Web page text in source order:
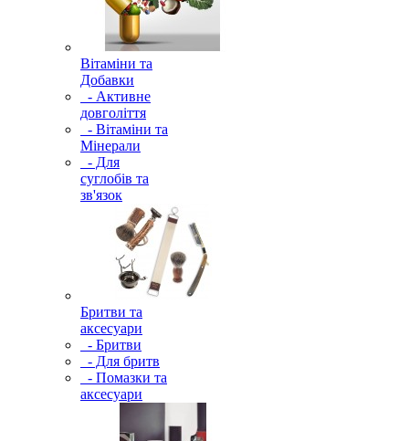
Вітаміни та
Добавки
- Активне
довголіття
- Вітаміни та
Мінерали
- Для
суглобів та
зв'язок
Бритви та
аксесуари
- Бритви
- Для бритв
- Помазки та
аксесуари